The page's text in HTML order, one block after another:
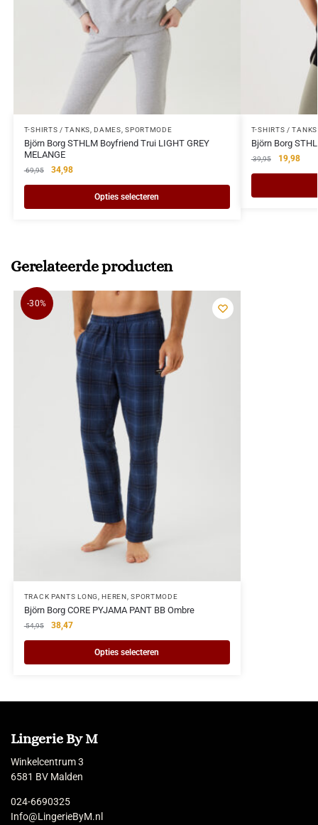
T-SHIRTS / TANKS ,DAMES ,SPORTMODE
Björn Borg STHLM Boyfriend Trui LIGHT GREY
MELANGE
69,95 34,98
Opties selecteren
T-SHIRTS / TANKS
Björn Borg
39,95 19,98
Gerelateerde producten
-30%
TRACK PANTS LONG,HEREN,SPORTMODE
Björn Borg CORE PYJAMA PANT BB Ombre
54,95 38,47
Opties selecteren
Lingerie By M
Winkelcentrum 3
6581 BV Malden
024-6690325
Info@LingerieByM.nl